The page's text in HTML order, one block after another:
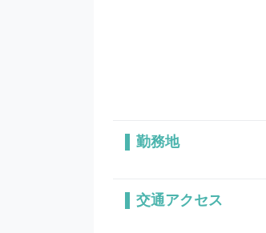
勤務地
交通アクセス